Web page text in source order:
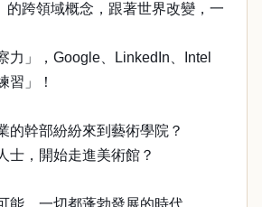
跨領域概念，跟著世界改變，一
」，Google、LinkedIn、Intel
習」！
的幹部紛紛來到藝術學院？
士，開始走進美術館？
能、一切都蓬勃發展的時代，